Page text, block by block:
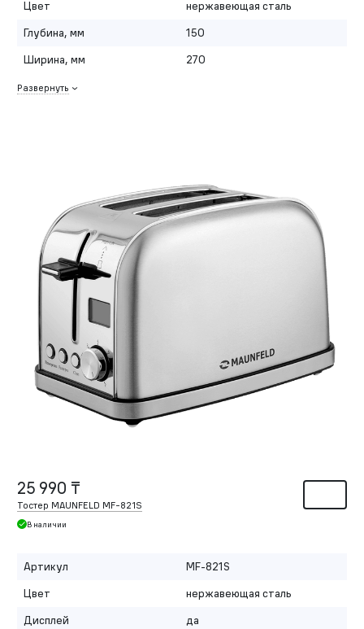
Цвет
нержавеющая сталь
Глубина, мм
150
Ширина, мм
270
Развернуть
25 990 ₸
Тостер MAUNFELD MF-821S
В наличии
Артикул
MF-821S
Цвет
нержавеющая сталь
Дисплей
да